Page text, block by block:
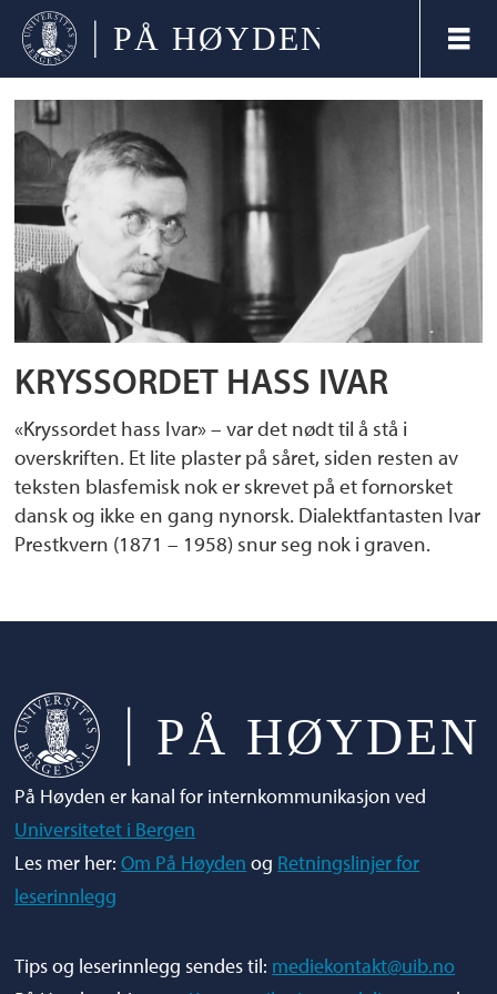
Tag:
kryssord
KRYSSORDET HASS IVAR
«Kryssordet hass Ivar» – var det nødt til å stå i
overskriften. Et lite plaster på såret, siden resten av
teksten blasfemisk nok er skrevet på et fornorsket
dansk og ikke en gang nynorsk. Dialektfantasten Ivar
Prestkvern (1871 – 1958) snur seg nok i graven.
På Høyden er kanal for internkommunikasjon ved
Universitetet i Bergen
Les mer her:Om På Høyden og Retningslinjer for
leserinnlegg
Tips og leserinnlegg sendes til: mediekontakt@uib.no